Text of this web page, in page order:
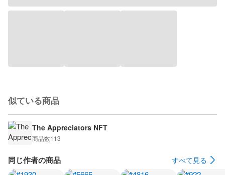
似ている商品
The Appreciators NFT
商品数113
同じ作者の商品 すべて見る